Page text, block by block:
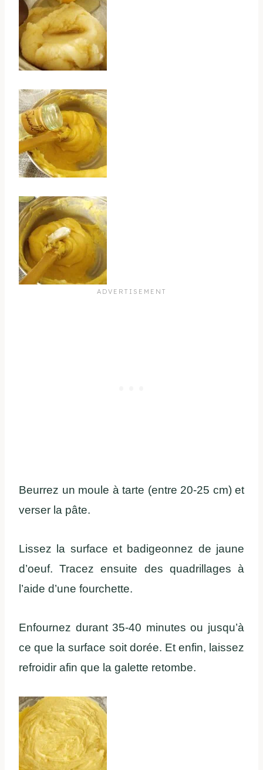
Beurrez un moule à tarte (entre 20-25 cm) et
verser la pâte.
Lissez la surface et badigeonnez de jaune
d’oeuf. Tracez ensuite des quadrillages à
l’aide d’une fourchette.
Enfournez durant 35-40 minutes ou jusqu’à
ce que la surface soit dorée. Et enfin, laissez
refroidir afin que la galette retombe.